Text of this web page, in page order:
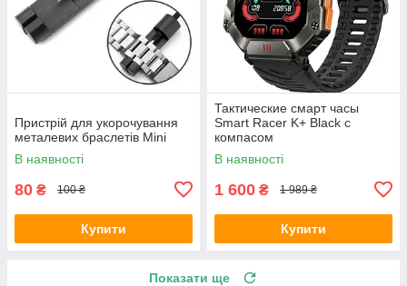
Пристрій для укорочування
металевих браслетів Mini
В наявності
80 ₴ 100 ₴
Купити
Тактические смарт часы
Smart Racer K+ Black с
компасом
В наявності
1 600 ₴ 1 989 ₴
Купити
Показати ще